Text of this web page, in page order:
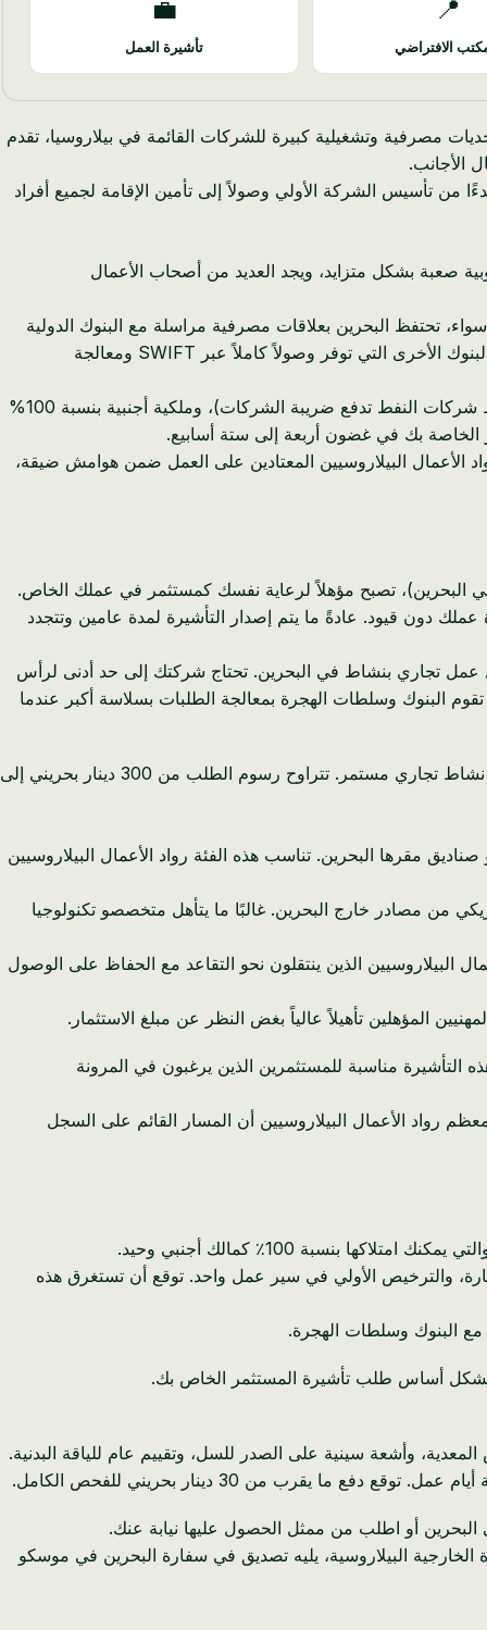
📍
الافتراضي
💼
تأشيرة العمل
مصرفية وتشغيلية كبيرة للشركات القائمة في بيلاروسيا، تقدم
الأجانب.
الدليل الشامل كل ما يحتاجه المواطنون البيلاروسيون لمعرفة كيفية الحصول على تأشيرة مستثمر في البحرين في عام 2025، بدءًا من تأسيس الشركة الأولي وصولاً إلى تأمين الإقامة لجميع أفراد
التقليدية مع المؤسسات الأوروبية صعبة بشكل متزايد، ويجد العديد من أصحاب الأعمال
تحتفظ البحرين بعلاقات مصرفية مراسلة مع البنوك الدولية
الكبرى. يمكن لشركتك في البحرين فتح حسابات مع مؤسسات مثل HSBC، و Standard Chartered، وبنك البحرين الوطني، والعديد من البنوك الأخرى التي توفر وصولاً كاملاً عبر SWIFT ومعالجة
بالإضافة إلى الخدمات المصرفية، تقدم البحرين مزايا حقيقية: لا توجد ضريبة دخل شخصية، ولا توجد ضريبة شركات لمعظم الشركات (فقط شركات النفط تدفع ضريبة الشركات)، وملكية أجنبية بنسبة 100%
الخاصة بك في غضون أربعة إلى ستة أسابيع.
الأعمال البيلاروسيين المعتادين على العمل ضمن هوامش ضيقة،
والعمل وإدارة عملك دون قيود. عادةً ما يتم إصدار التأشيرة لمدة عامين وتتجدد
عمل تجاري بنشاط في البحرين. تحتاج شركتك إلى حد أدنى لرأس
على الرغم من أنني أوصي بشدة بتأسيس شركتك برأس مال 1000 دينار بحريني أو أكثر. تقوم البنوك وسلطات الهجرة بمعالجة الطلبات بسلاسة أكبر عندما
تم إطلاق التأشيرة الذهبية البحرينية لجذب المقيمين ذوي القيمة العالية، وتوفر إقامة لمدة عشر سنوات دون الحاجة إلى تجديدات سنوية أو نشاط تجاري مستمر. تتراوح رسوم الطلب من 300 دينار بحريني إلى
أو استثمارًا مكافئًا في شركات أو صناديق مقرها البحرين. تناسب هذه الفئة رواد الأعمال البيلاروسيين
الأعمال عبر الإنترنت، وتتطلب هذه الفئة إثبات دخل شهري لا يقل عن 2000 دولار أمريكي من مصادر خارج البحرين. غالبًا ما يتأهل متخصصو تكنولوجيا
أصحاب الأعمال البيلاروسيين الذين ينتقلون نحو التقاعد مع الحفاظ على الوصول
المؤهلين تأهيلاً عالياً بغض النظر عن مبلغ الاستثمار.
مناسبة للمستثمرين الذين يرغبون في المرونة
رواد الأعمال البيلاروسيين أن المسار القائم على السجل
والترخيص الأولي في سير عمل واحد. توقع أن تستغرق هذه
أساس طلب تأشيرة المستثمر الخاص بك.
وأشعة سينية على الصدر للسل، وتقييم عام للياقة البدنية.
من 30 دينار بحريني للفحص الكامل.
أو اطلب من ممثل الحصول عليها نيابة عنك.
البيلاروسية، يليه تصديق في سفارة البحرين في موسكو